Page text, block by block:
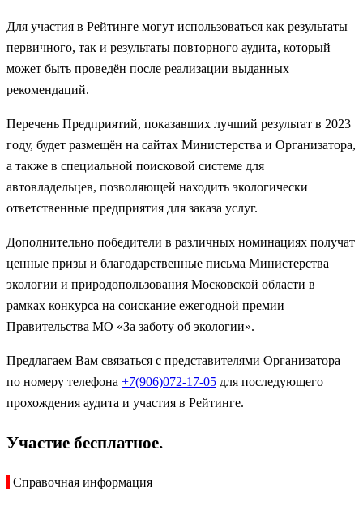
Для участия в Рейтинге могут использоваться как результаты
первичного, так и результаты повторного аудита, который
может быть проведён после реализации выданных
рекомендаций.
Перечень Предприятий, показавших лучший результат в 2023
году, будет размещён на сайтах Министерства и Организатора,
а также в специальной поисковой системе для
автовладельцев, позволяющей находить экологически
ответственные предприятия для заказа услуг.
Дополнительно победители в различных номинациях получат
ценные призы и благодарственные письма Министерства
экологии и природопользования Московской области в
рамках конкурса на соискание ежегодной премии
Правительства МО «За заботу об экологии».
Предлагаем Вам связаться с представителями Организатора
по номеру телефона +7(906)072-17-05 для последующего
прохождения аудита и участия в Рейтинге.
Участие бесплатное.
Справочная информация